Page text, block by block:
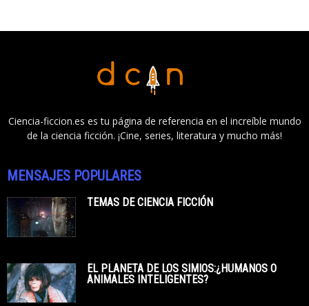
Ciencia-ficcion.es es tu página de referencia en el increíble mundo
de la ciencia ficción. ¡Cine, series, literatura y mucho más!
MENSAJES POPULARES
TEMAS DE CIENCIA FICCIÓN
EL PLANETA DE LOS SIMIOS:¿HUMANOS O
ANIMALES INTELIGENTES?